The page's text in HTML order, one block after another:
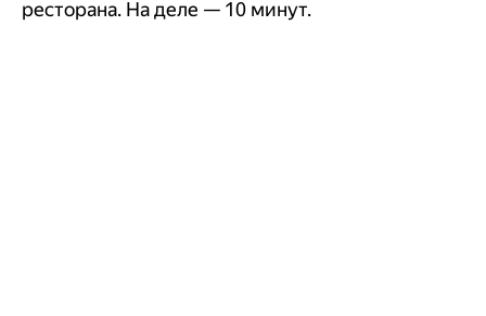
ресторана. На деле — 10 минут.